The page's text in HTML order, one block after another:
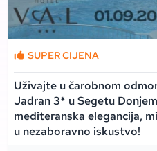
SUPER CIJENA
Uživajte u čarobnom
Jadran 3* u Segetu
mediteranska elegancija,
u nezaboravno iskustvo!